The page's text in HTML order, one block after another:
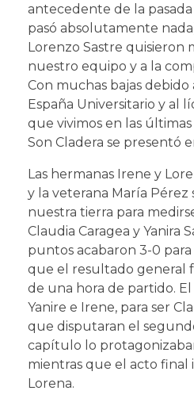
antecedente de la
pasó absolutamente
Lorenzo Sastre quisieron
nuestro equipo y a la
Con muchas bajas
España Universitario y al
que vivimos en las
Son Cladera se presentó
Las hermanas Irene y
y la veterana María Pérez
nuestra tierra para
Claudia Caragea y Yanira
puntos acabaron 3-0
que el resultado general
de una hora de partido.
Yanire e Irene, para ser
que disputaran el
capítulo lo
mientras que el acto final
Lorena.